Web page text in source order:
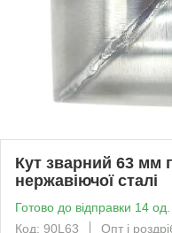
Кут зварний 63 мм
нержавіючої сталі
Готово до відправки 14 од.
Код: 90L63
Опт і